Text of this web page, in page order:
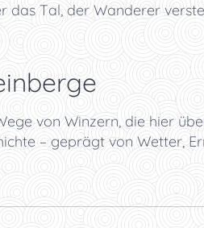
das Tal, der Wanderer
von Winzern, die hier
– geprägt von Wetter,